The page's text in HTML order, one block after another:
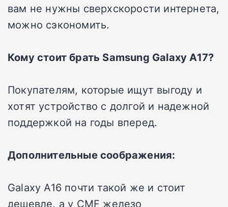
вам не нужны сверхскорости интернета,
можно сэкономить.
Кому стоит брать Samsung Galaxy A17?
Покупателям, которые ищут выгоду и
хотят устройство с долгой и надежной
поддержкой на годы вперед.
Дополнительные соображения:
Galaxy A16 почти такой же и стоит
дешевле, а у CMF железо